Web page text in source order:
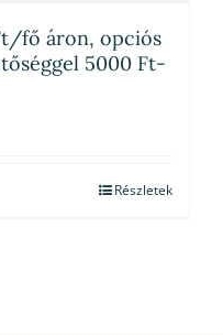
fő áron, opciós
5000 Ft-
Részletek